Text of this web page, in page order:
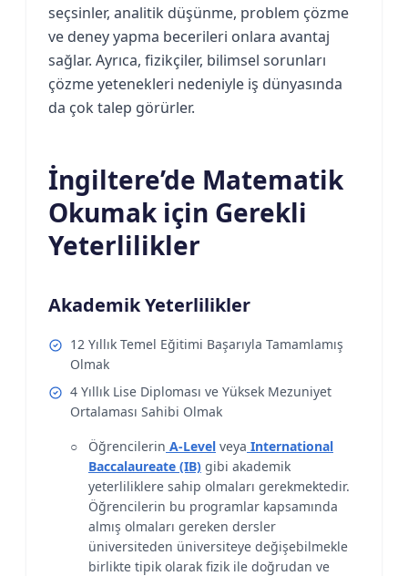
seçsinler, analitik düşünme, problem çözme
ve deney yapma becerileri onlara avantaj
sağlar. Ayrıca, fizikçiler, bilimsel sorunları
çözme yetenekleri nedeniyle iş dünyasında
da çok talep görürler.
İngiltere’de Matematik
Okumak için Gerekli
Yeterlilikler
Akademik Yeterlilikler
12 Yıllık Temel Eğitimi Başarıyla Tamamlamış
Olmak
4 Yıllık Lise Diploması ve Yüksek Mezuniyet
Ortalaması Sahibi Olmak
Öğrencilerin A-Level veya International
Baccalaureate (IB) gibi akademik
yeterliliklere sahip olmaları gerekmektedir.
Öğrencilerin bu programlar kapsamında
almış olmaları gereken dersler
üniversiteden üniversiteye değişebilmekle
birlikte tipik olarak fizik ile doğrudan ve